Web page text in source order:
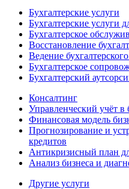
Бухгалтерские услуги
Бухгалтерские услуги
Бухгалтерское
Восстановление
Ведение
Бухгалтерское
Бухгалтерский
Консалтинг
Управленческий учёт в
Финансовая модель
Прогнозирование и
кредитов
Антикризисный план
Анализ бизнеса и
Другие услуги